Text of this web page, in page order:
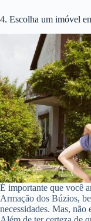
4. Escolha um imóvel
É importante que você
Armação dos Búzios,
necessidades. Mas, não